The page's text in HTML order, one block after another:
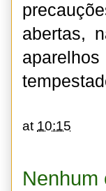
abertas,
at 10:15
Nenhum